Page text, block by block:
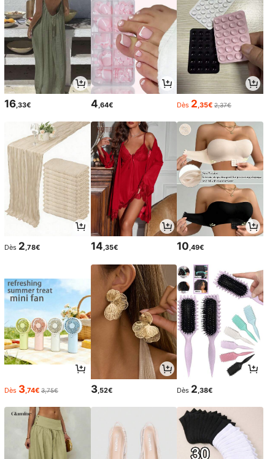
16,33€ 4,64€ Dès 2,35€ 2,37€
Dès 2,78€ 14,35€ 10,49€
Dès 3,74€ 3,75€ 3,52€ Dès 2 ,38€